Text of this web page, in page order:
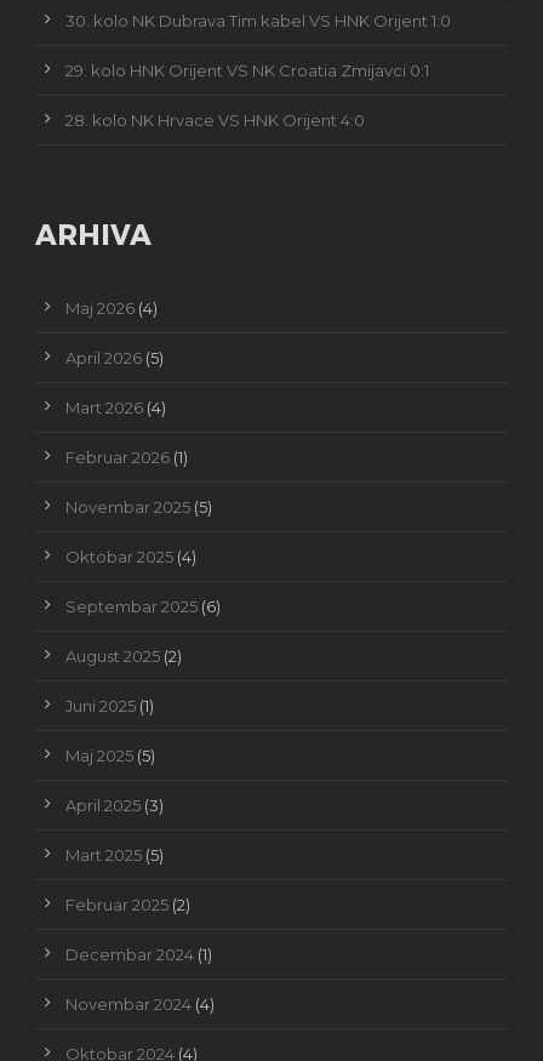
30. kolo NK Dubrava Tim kabel VS HNK Orijent 1:0
29. kolo HNK Orijent VS NK Croatia Zmijavci 0:1
28. kolo NK Hrvace VS HNK Orijent 4:0
ARHIVA
Maj 2026 (4)
April 2026 (5)
Mart 2026 (4)
Februar 2026 (1)
Novembar 2025 (5)
Oktobar 2025 (4)
Septembar 2025 (6)
August 2025 (2)
Juni 2025 (1)
Maj 2025 (5)
April 2025 (3)
Mart 2025 (5)
Februar 2025 (2)
Decembar 2024 (1)
Novembar 2024 (4)
Oktobar 2024 (4)